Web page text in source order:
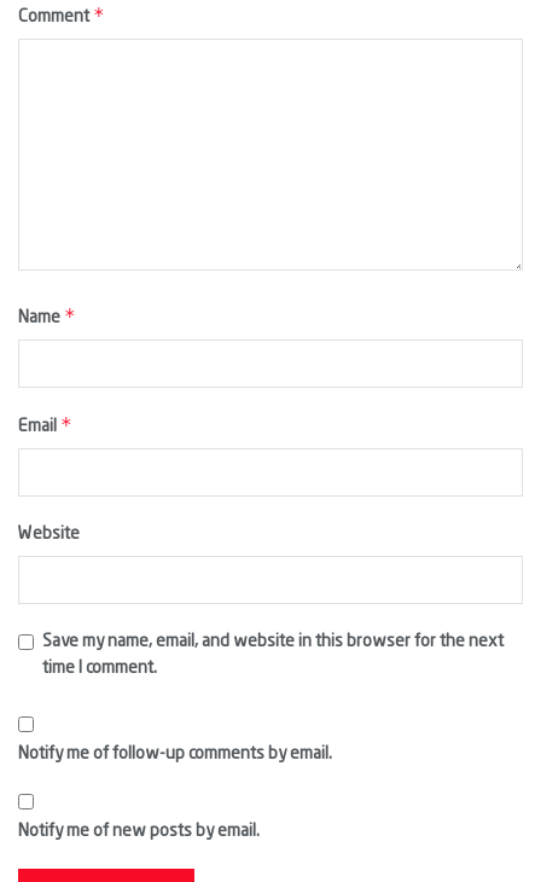
Comment *
Name *
Email *
Website
Save my name, email, and website in this browser for the next
time I comment.
Notify me of follow-up comments by email.
Notify me of new posts by email.